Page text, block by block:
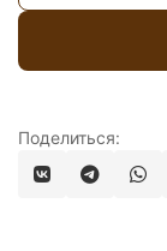
Поделиться: